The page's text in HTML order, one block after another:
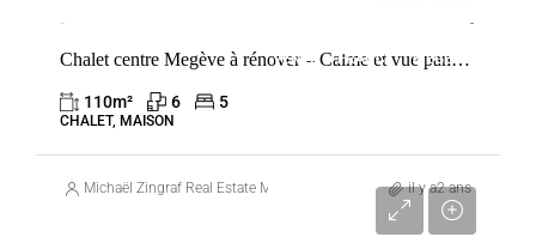
VENTE FRANCE MEGÈVEChalet centre Megève à rénover – Calme et vue panoramique avec fort potentiel
110m² 6 5
CHALET, MAISON
Michaël Zingraf Real Estate Megève il y a2 ans